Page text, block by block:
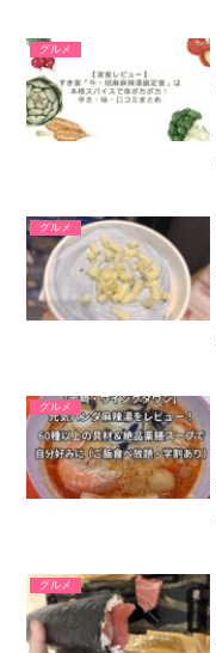
グルメ
グルメ
グルメ
グルメ